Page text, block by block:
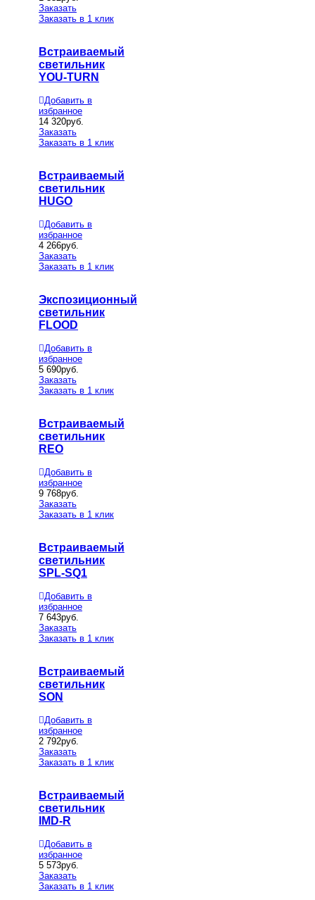
Заказать
Заказать в 1 клик
Встраиваемый
светильник
YOU-TURN
Добавить в
избранное
14 320руб.
Заказать
Заказать в 1 клик
Встраиваемый
светильник
HUGO
Добавить в
избранное
4 266руб.
Заказать
Заказать в 1 клик
Экспозиционный
светильник
FLOOD
Добавить в
избранное
5 690руб.
Заказать
Заказать в 1 клик
Встраиваемый
светильник
REO
Добавить в
избранное
9 768руб.
Заказать
Заказать в 1 клик
Встраиваемый
светильник
SPL-SQ1
Добавить в
избранное
7 643руб.
Заказать
Заказать в 1 клик
Встраиваемый
светильник
SON
Добавить в
избранное
2 792руб.
Заказать
Заказать в 1 клик
Встраиваемый
светильник
IMD-R
Добавить в
избранное
5 573руб.
Заказать
Заказать в 1 клик